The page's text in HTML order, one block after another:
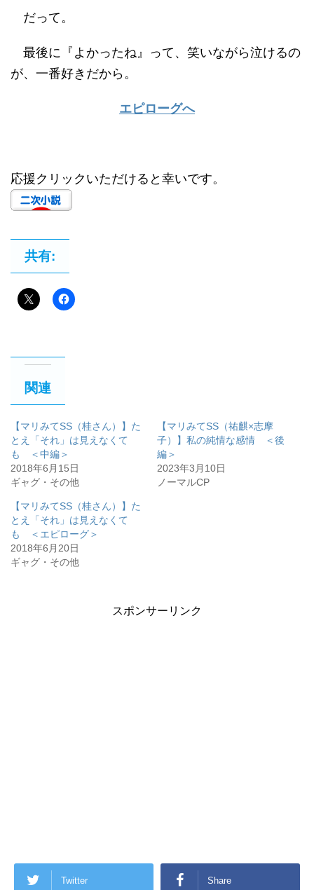
だって。
最後に『よかったね』って、笑いながら泣けるの
が、一番好きだから。
エピローグへ
応援クリックいただけると幸いです。
共有:
関連
【マリみてSS（桂さん）】た
とえ「それ」は見えなくて
も ＜中編＞
2018年6月15日
ギャグ・その他
【マリみてSS（祐麒×志摩
子）】私の純情な感情 ＜後
編＞
2023年3月10日
ノーマルCP
【マリみてSS（桂さん）】た
とえ「それ」は見えなくて
も ＜エピローグ＞
2018年6月20日
ギャグ・その他
スポンサーリンク
Twitter Share